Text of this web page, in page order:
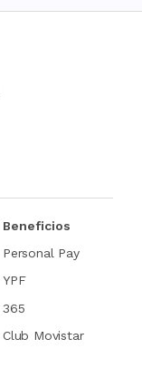
Beneficios
Personal Pay
YPF
365
Club Movistar